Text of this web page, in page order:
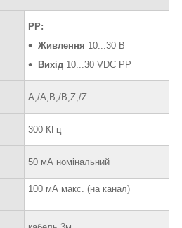
PP:
Живлення 10...30 В
Вихід 10...30 VDC PP
A,/A,B,/B,Z,/Z
300 КГц
50 мА номінальний
100 мА макс. (на канал)